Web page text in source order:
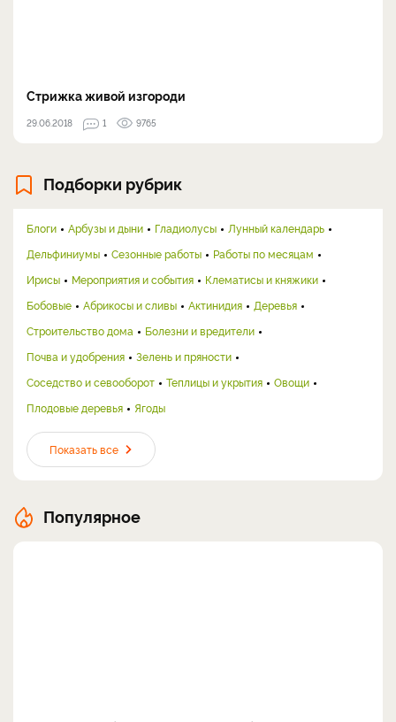
Стрижка живой изгороди
29.06.2018 1 9765
Подборки рубрик
Блоги Арбузы и дыни Гладиолусы
Лунный календарь
Дельфиниумы
Сезонные работы
Работы по месяцам
Ирисы
Мероприятия и события
Клематисы и княжики
Бобовые
Абрикосы и сливы Актинидия
Деревья
Строительство дома
Болезни и вредители
Почва и удобрения
Зелень и пряности
Соседство и севооборот
Теплицы и укрытия
Овощи
Плодовые деревья
Ягоды
Показать все
Популярное